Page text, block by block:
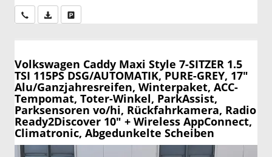
Wir rufen Sie anPDF-Datei, Fahrzeugexposé drucken
Volkswagen Caddy Maxi Style 7-SITZER 1.5
TSI 115PS DSG/AUTOMATIK, PURE-GREY, 17"
Alu/Ganzjahresreifen, Winterpaket, ACC-
Tempomat, Toter-Winkel, ParkAssist,
Parksensoren vo/hi, Rückfahrkamera, Radio
Ready2Discover 10" + Wireless AppConnect,
Climatronic, Abgedunkelte Scheiben